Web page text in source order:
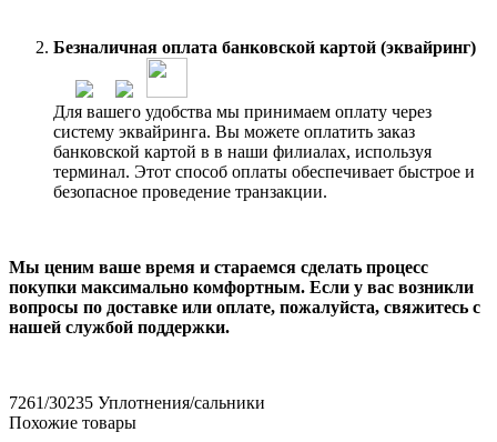
Безналичная оплата банковской картой (эквайринг)
Для вашего удобства мы принимаем оплату через
систему эквайринга. Вы можете оплатить заказ
банковской картой в в наши филиалах, используя
терминал. Этот способ оплаты обеспечивает быстрое и
безопасное проведение транзакции.
Мы ценим ваше время и стараемся сделать процесс
покупки максимально комфортным. Если у вас возникли
вопросы по доставке или оплате, пожалуйста, свяжитесь с
нашей службой поддержки.
7261/30235 Уплотнения/сальники
Похожие товары